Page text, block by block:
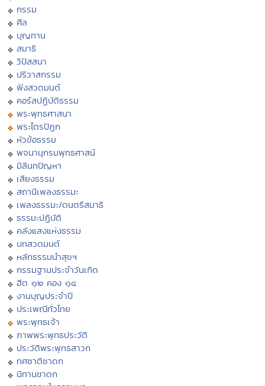
กรรม
ศีล
บุญทาน
สมาธิ
วิปัสสนา
ปริวาสกรรม
ฟังสวดมนต์
คอร์สปฏิบัติธรรม
พระพุทธศาสนา
พระไตรปิฏก
หัวข้อธรรม
พจนานุกรมพุทธศาสน์
มิลินทปัญหา
เสียงธรรม
สถานีเพลงธรรมะ
เพลงธรรมะ/ดนตรีสมาธิ
ธรรมะปฏิบัติ
คลังแสงแห่งธรรม
บทสวดมนต์
หลักธรรมนำสุขฯ
กรรมฐานประจำวันเกิด
ฮีต ๑๒ คอง ๑๔
งานบุญประจำปี
ประเพณีทั่วไทย
พระพุทธเจ้า
ภาพพระพุทธประวัติ
ประวัติพระพุทธสาวก
ทศชาติชาดก
นิทานชาดก